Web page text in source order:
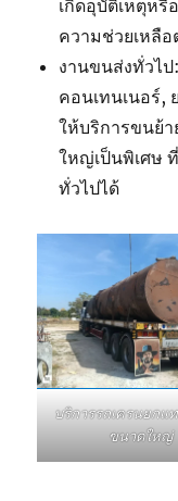
เกิดอุบัติเหตุหรื
ความช่วยเหลื
งานขนส่งทั่วไ
คอนเทนเนอร์,
ให้บริการขนย้
ใหญ่เป็นพิเศษ
ทั่วไปได้
บริการรถเครนยกแ
ขนาดใหญ่